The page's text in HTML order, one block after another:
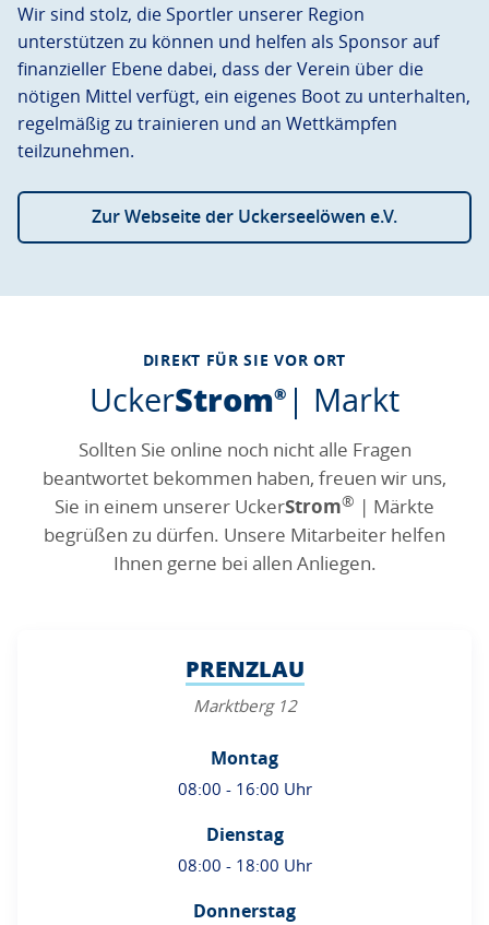
Wir sind stolz, die Sportler unserer Region
unterstützen zu können und helfen als Sponsor auf
finanzieller Ebene dabei, dass der Verein über die
nötigen Mittel verfügt, ein eigenes Boot zu unterhalten,
regelmäßig zu trainieren und an Wettkämpfen
teilzunehmen.
Zur Webseite der Uckerseelöwen e.V.
DIREKT FÜR SIE VOR ORT
UckerStrom® | und
Markt
Sollten Sie online noch nicht alle Fragen
beantwortet bekommen haben, freuen wir uns,
Sie in einem unserer UckerStrom® | Märkte
begrüßen zu dürfen. Unsere Mitarbeiter helfen
Ihnen gerne bei allen Anliegen.
PRENZLAU
Marktberg 12
Montag
08:00 - 16:00 Uhr
Dienstag
08:00 - 18:00 Uhr
Donnerstag